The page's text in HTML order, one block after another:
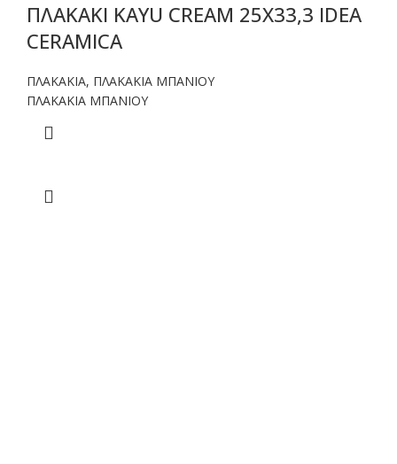
ΠΛΑΚΑΚΙ KAYU CREAM 25X33,3 IDEA
CERAMICA
ΠΛΑΚΑΚΙΑ, ΠΛΑΚΑΚΙΑ ΜΠΑΝΙΟΥ
ΠΛΑΚΑΚΙΑ ΜΠΑΝΙΟΥ